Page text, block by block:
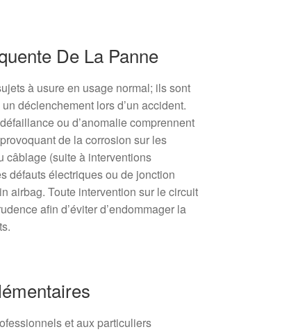
De La Panne
à usure en usage normal; ils sont
déclenchement lors d’un accident.
ou d’anomalie comprennent
de la corrosion sur les
câblage (suite à interventions
défauts électriques ou de jonction
airbag. Toute intervention sur le circuit
afin d’éviter d’endommager la
et aux particuliers